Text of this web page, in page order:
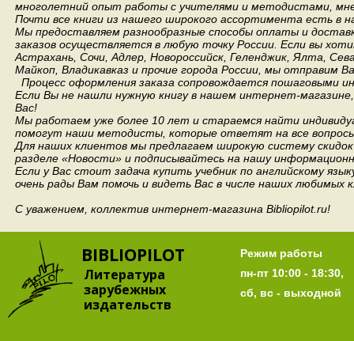
многолетний опыт работы с учителями и методистами,
Почти все книги из нашего широкого ассортимента есть в
Мы предоставляем разнообразные способы оплаты и
заказов осуществляется в любую точку России. Если вы
Астрахань, Сочи, Адлер, Новороссийск, Геленджик, Ялта,
Майкоп, Владикавказ и прочие города России, мы отправим
Процесс оформления заказа сопровождается пошаговыми
Если Вы не нашли нужную книгу в нашем интернет-
Вас!
Мы работаем уже более 10 лет и стараемся найти
помогут наши методисты, которые ответят на все
Для наших клиентов мы предлагаем широкую систему
разделе «Новости» и подписывайтесь на нашу
Если у Вас стоит задача купить учебник по английскому
очень рады Вам помочь и видеть Вас в числе наших любимых
С уважением, коллектив интернет-магазина Bibliopilot.ru!
BIBLIOPILOT
Литература
зарубежных
издательств
Режим работы
пн-пт 10:00 - 18:30,
сб, вс - выходной